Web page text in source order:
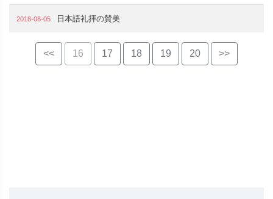
2018-08-05 日本語礼拝の賛美
<< 16 17 18 19 20 >>